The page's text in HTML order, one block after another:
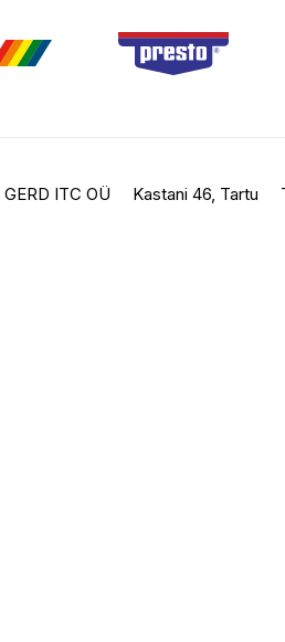
GERD ITC OÜ Kastani 46, Tartu